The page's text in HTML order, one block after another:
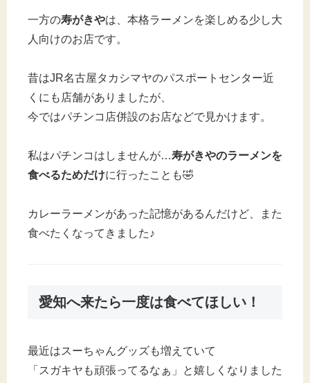
一方の寿がきやは、本格ラーメンを楽しめる少し大
人向けのお店です。
昔はJR名古屋タカシマヤのパスポートセンター近
くにも店舗がありましたが、
今ではパチンコ店併設のお店などで見かけます。
私はパチンコはしませんが…寿がきやのラーメンを
食べるためだけに行ったことも🤣
カレーラーメンがあった記憶があるんだけど、また
食べたくなってきました♪
愛知へ来たら一度は食べてほしい！
最近はスーちゃんグッズも増えていて
「スガキヤも頑張ってるなぁ」と嬉しくなりました